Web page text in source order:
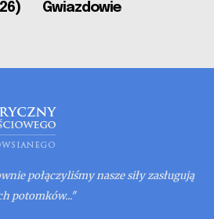
Gwiazdowie
połączyliśmy nasze siły zasługują
potomków..."